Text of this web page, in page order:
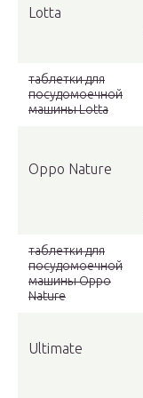
Lotta
таблетки для
посудомоечной
машины Lotta
Oppo Nature
таблетки для
посудомоечной
машины Oppo
Nature
Ultimate